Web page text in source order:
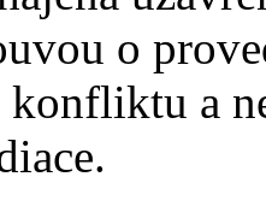
o
konfliktu a